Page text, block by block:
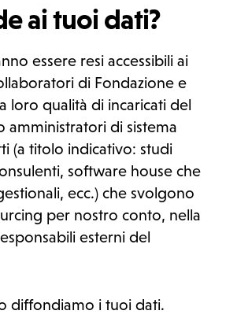
ai tuoi dati?
essere resi accessibili ai
di Fondazione e
loro qualità di incaricati del
amministratori di sistema
(a titolo indicativo: studi
software house che
ecc.) che svolgono
per nostro conto, nella
esterni del
diffondiamo i tuoi dati.